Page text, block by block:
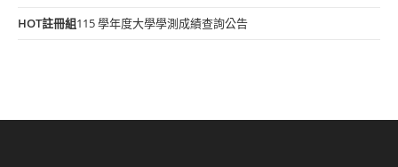
HOT註冊組115 學年度大學學測成績查詢公告